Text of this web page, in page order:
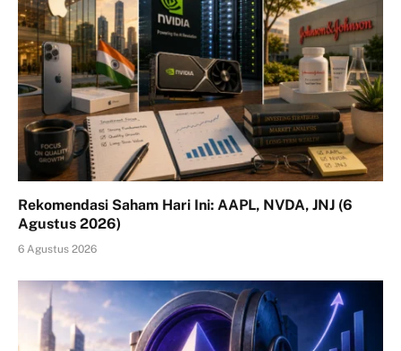
Rekomendasi Saham Hari Ini: AAPL, NVDA, JNJ (6
Agustus 2026)
6 Agustus 2026